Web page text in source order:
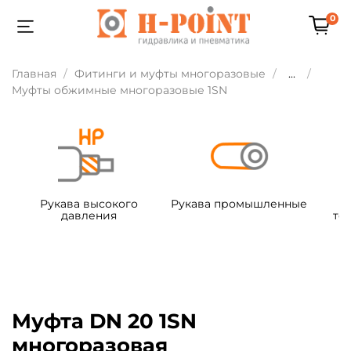
0
Главная Фитинги и муфты многоразовые
...
Муфты обжимные многоразовые 1SN
Рукава высокого
давления
Рукава промышленные
Муфта DN 20 1SN
многоразовая